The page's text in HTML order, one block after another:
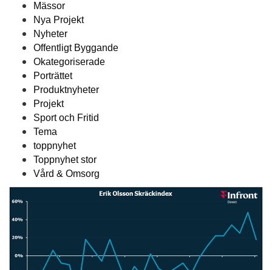
Mässor
Nya Projekt
Nyheter
Offentligt Byggande
Okategoriserade
Porträttet
Produktnyheter
Projekt
Sport och Fritid
Tema
toppnyhet
Toppnyhet stor
Vård & Omsorg